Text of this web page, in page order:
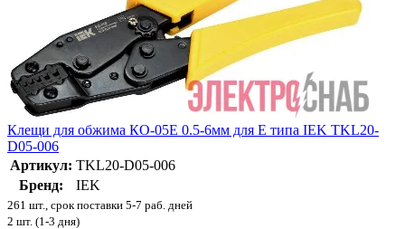
Клещи для обжима КО-05Е 0.5-6мм для Е типа IEK TKL20-
D05-006
Артикул: TKL20-D05-006
Бренд:
IEK
261 шт., срок поставки 5-7 раб. дней
2 шт. (1-3 дня)